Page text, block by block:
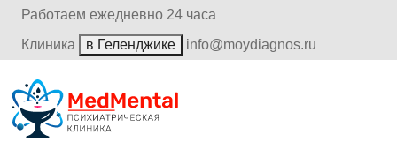
Работаем ежедневно 24 часа
Клиника
в Геленджике info@moydiagnos.ru